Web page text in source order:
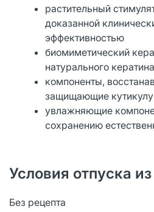
растительный
доказанной
эффективностью
биомиметический
натурального
компоненты,
защищающие кутикулу
увлажняющие
сохранению
Условия отпуска
Без рецепта